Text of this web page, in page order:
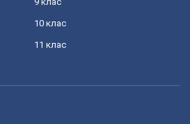
10 клас
11 клас